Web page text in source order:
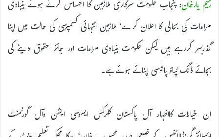
رحیم یارخان: پنجاب حکومت سرکاری ملازمین کا احساس کرتے ہوئے بنیادی
مراعات کی بحالی کا اعلان کرے‘ ملازمین انتہائی کسمپرسی کی حالت میں اپنا
گذربسر کررہے ہیں لیکن حکومت بنیادی مراعات اور جائز حقوق دینے کی
بجائے ڈنگ ٹپاؤ پالیسی اپنائے ہوئے ہے۔
ان خیالات کااظہار آل پاکستان کلرکس ایسوسی ایشن وآل گورنمنٹ